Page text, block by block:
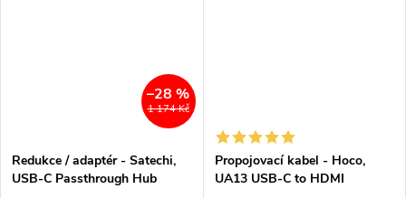
1 174 Kč
–28 %
Redukce / adaptér - Satechi,
USB-C Passthrough Hub
Propojovací kabel - Hoco,
UA13 USB-C to HDMI